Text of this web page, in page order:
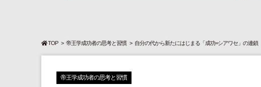
TOP 帝王学成功者の思考と習慣 自分の代から新たにはじまる「成功=シアワセ」の連鎖
帝王学成功者の思考と習慣